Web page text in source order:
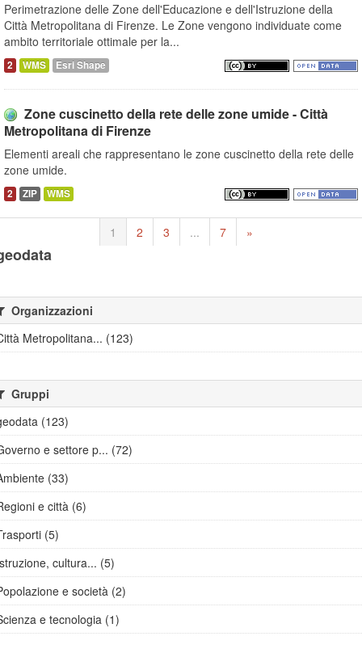
Perimetrazione delle Zone dell'Educazione e dell'Istruzione della
Città Metropolitana di Firenze. Le Zone vengono individuate come
ambito territoriale ottimale per la...
2 WMS Esri Shape
Zone cuscinetto della rete delle zone umide - Città
Metropolitana di Firenze
Elementi areali che rappresentano le zone cuscinetto della rete delle
zone umide.
2 ZIP WMS
1 2 3 ... 7 »
Organizzazioni
Metropolitana... (123)
Gruppi
(123)
e settore p... (72)
(33)
e città (6)
(5)
cultura... (5)
e società (2)
e tecnologia (1)